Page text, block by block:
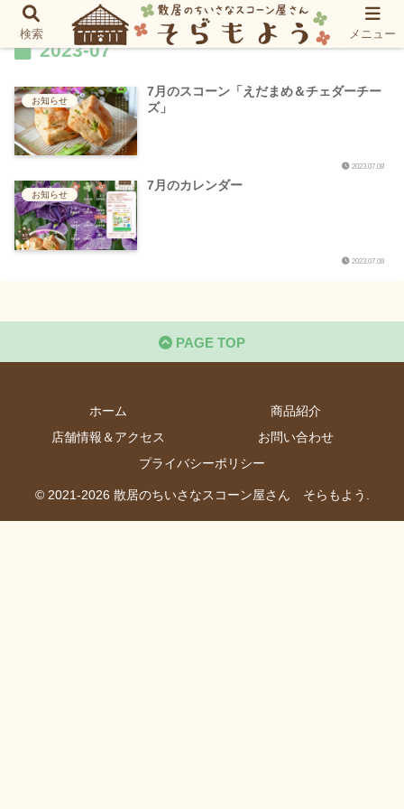
2023-07
お知らせ
7月のスコーン「えだまめ＆チェダーチー
ズ」
2023.07.08
お知らせ
7月のカレンダー
2023.07.08
PAGE TOP
ホーム
商品紹介
店舗情報＆アクセス
お問い合わせ
プライバシーポリシー
© 2021-2026 散居のちいさなスコーン屋さん そらもよう.
検索 メニュー